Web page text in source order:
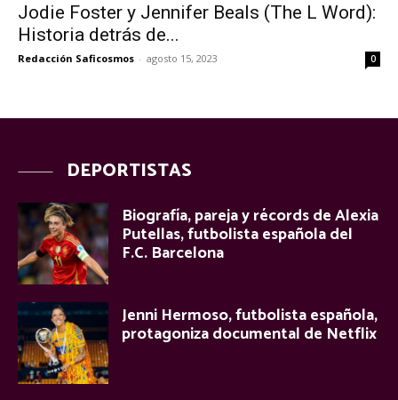
Jodie Foster y Jennifer Beals (The L Word):
Historia detrás de...
Redacción Saficosmos - agosto 15, 2023 0
DEPORTISTAS
Biografía, pareja y récords de Alexia
Putellas, futbolista española del
F.C. Barcelona
Jenni Hermoso, futbolista española,
protagoniza documental de Netflix